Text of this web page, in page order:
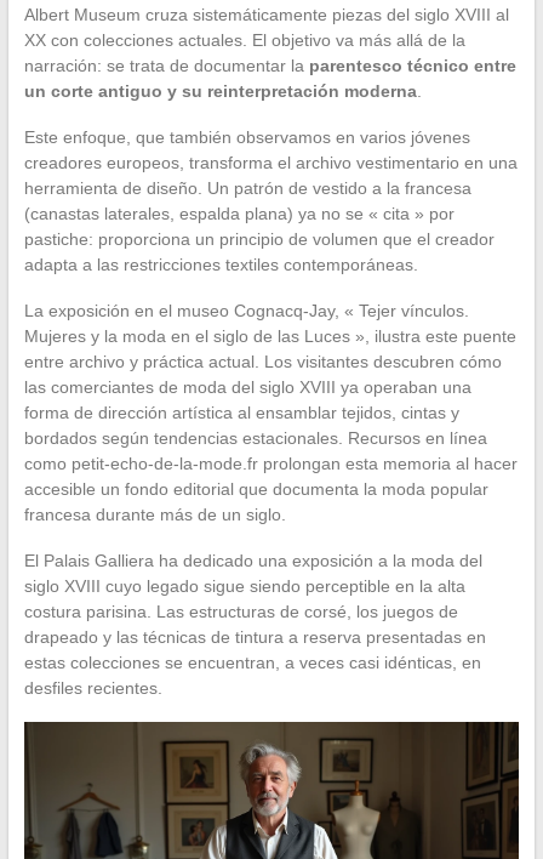
Albert Museum cruza sistemáticamente piezas del siglo XVIII al
XX con colecciones actuales. El objetivo va más allá de la
narración: se trata de documentar la parentesco técnico entre
un corte antiguo y su reinterpretación moderna.
Este enfoque, que también observamos en varios jóvenes
creadores europeos, transforma el archivo vestimentario en una
herramienta de diseño. Un patrón de vestido a la francesa
(canastas laterales, espalda plana) ya no se « cita » por
pastiche: proporciona un principio de volumen que el creador
adapta a las restricciones textiles contemporáneas.
La exposición en el museo Cognacq-Jay, « Tejer vínculos.
Mujeres y la moda en el siglo de las Luces », ilustra este puente
entre archivo y práctica actual. Los visitantes descubren cómo
las comerciantes de moda del siglo XVIII ya operaban una
forma de dirección artística al ensamblar tejidos, cintas y
bordados según tendencias estacionales. Recursos en línea
como petit-echo-de-la-mode.fr prolongan esta memoria al hacer
accesible un fondo editorial que documenta la moda popular
francesa durante más de un siglo.
El Palais Galliera ha dedicado una exposición a la moda del
siglo XVIII cuyo legado sigue siendo perceptible en la alta
costura parisina. Las estructuras de corsé, los juegos de
drapeado y las técnicas de tintura a reserva presentadas en
estas colecciones se encuentran, a veces casi idénticas, en
desfiles recientes.